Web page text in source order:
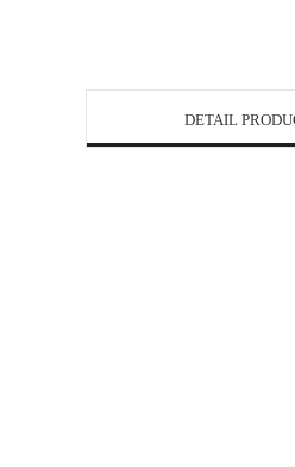
DETAIL